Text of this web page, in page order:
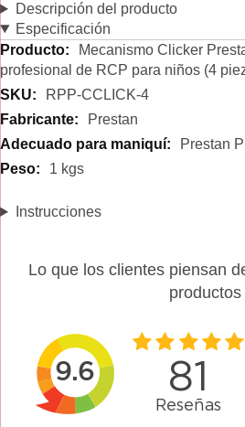
Descripción del producto
Especificación
EspecificaciónMecanismo Clicker
profesional de RCP para niños (4
RPP-CCLICK-4
Prestan
Prestan
1 kgs
Instrucciones
Lo que los clientes piensan
productos